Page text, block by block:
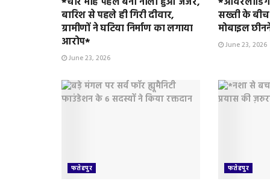
बारिश से पहले ही गिरी दीवार,
ग्रामीणों ने घटिया निर्माण का लगाया
आरोप*
June 23, 2026
सख्ती के
मोबाइल
June 23, 2026
फतेहपुर फतेहपुर